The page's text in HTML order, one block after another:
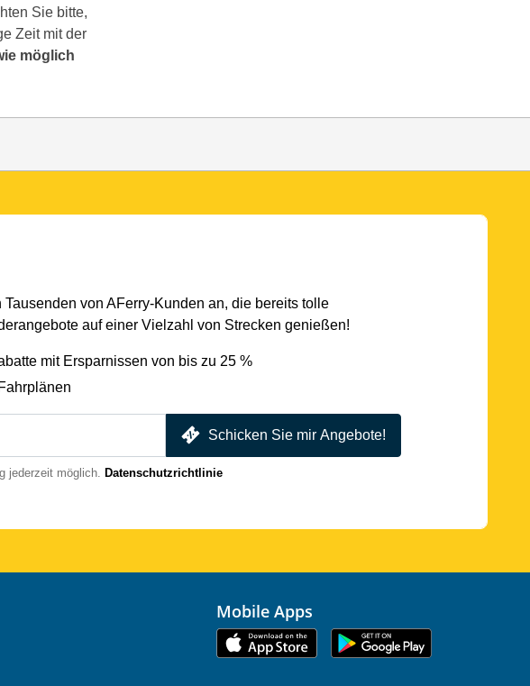
Sie bitte,
Zeit mit der
möglich
von AFerry-Kunden an, die bereits tolle
auf einer Vielzahl von Strecken genießen!
mit Ersparnissen von bis zu 25 %
Schicken Sie mir Angebote!
jederzeit möglich. Datenschutzrichtlinie
Mobile Apps